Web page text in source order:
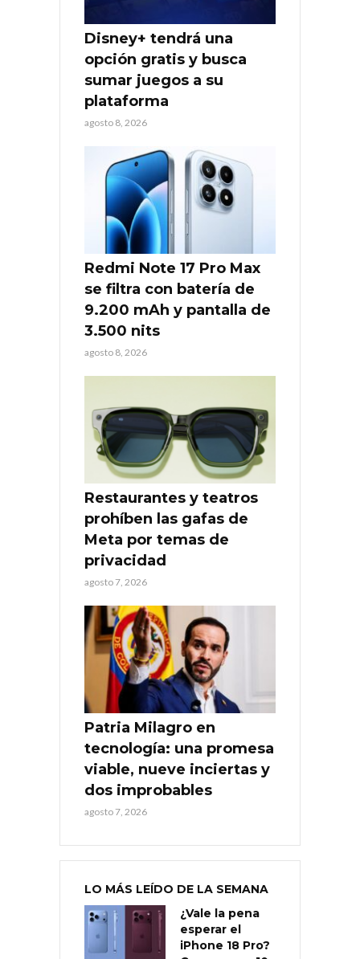
Disney+ tendrá una
opción gratis y busca
sumar juegos a su
plataforma
agosto 8, 2026
Redmi Note 17 Pro Max
se filtra con batería de
9.200 mAh y pantalla de
3.500 nits
agosto 8, 2026
Restaurantes y teatros
prohíben las gafas de
Meta por temas de
privacidad
agosto 7, 2026
Patria Milagro en
tecnología: una promesa
viable, nueve inciertas y
dos improbables
agosto 7, 2026
LO MÁS LEÍDO DE LA SEMANA
¿Vale la pena
esperar el
iPhone 18 Pro?